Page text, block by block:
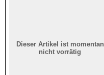
Dieser Artikel ist momentan
nicht vorrätig